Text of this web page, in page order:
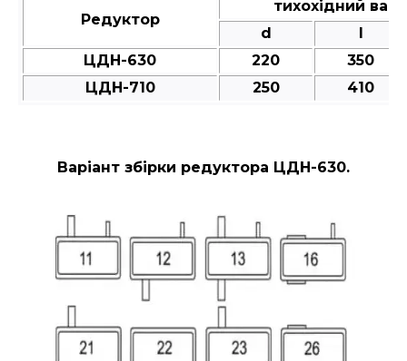
Редуктор
тихохідний
d
l
ЦДН-630
220
350
ЦДН-710
250 410
Варіант збірки редуктора ЦДН-630.